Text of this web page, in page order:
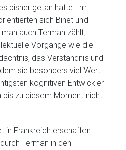
bisher getan hatte. Im
sich Binet und
auch Terman zählt,
Vorgänge wie die
das Verständnis und
sie besonders viel Wert
kognitiven Entwickler
bis zu diesem Moment nicht
in Frankreich erschaffen
Terman in den